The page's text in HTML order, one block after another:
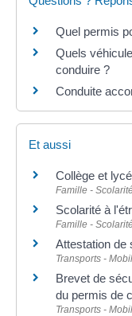
Quel permis
Quels
conduire ?
Conduite
Et aussi
Collège et
Famille -
Scolarité à
Famille -
Attestation de
Transports -
Brevet de
du permis de
Transports -